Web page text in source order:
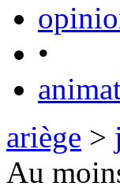
•
ariège >
Au